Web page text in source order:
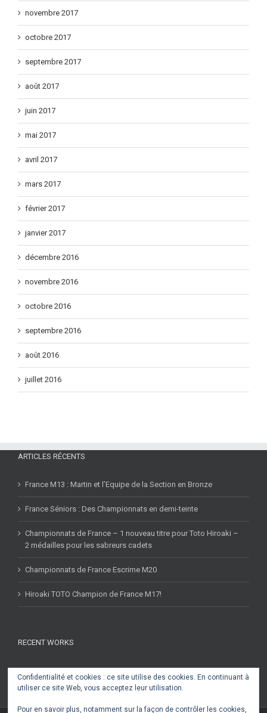
novembre 2017
octobre 2017
septembre 2017
août 2017
juin 2017
mai 2017
avril 2017
mars 2017
février 2017
janvier 2017
décembre 2016
novembre 2016
octobre 2016
septembre 2016
août 2016
juillet 2016
ARTICLES RÉCENTS
France M13 : Martin et l’Equipe de la Section en Bronze
France Séniors : Des Championnats en demi-teinte
Championnats de France – 1 nouveau titre pour Toto Hiroaki –
2 médailles pour les sabreurs cadets
Championnats de France Escrime M20
Hiroaki TOTO Champion de France M17!
RECENT WORKS
Confidentialité et cookies : ce site utilise des cookies. En continuant à
utiliser ce site Web, vous acceptez leur utilisation.
Pour en savoir plus, notamment sur la façon de contrôler les cookies,